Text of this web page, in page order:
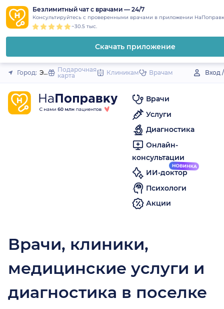
to
content
Безлимитный чат с врачами — 24/7
Консультируйтесь с проверенными врачами в приложении
~30.5 тыс.
Скачать приложение
Закрыть
Город: Энем (поселок)
Подарочная
карта
Клиникам Врачам Вход
Врачи
Услуги
Диагностика
Онлайн-
консультации
ИИ-доктор
Психологи
Акции
Врачи, клиники,
медицинские услуги и
диагностика в поселке